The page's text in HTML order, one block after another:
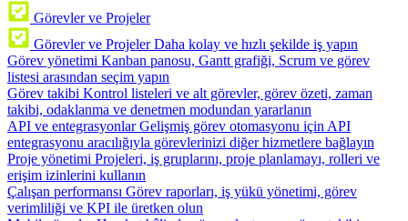
Görevler ve Projeler
Görevler ve Projeler Daha kolay ve hızlı şekilde iş yapın
Görev yönetimi Kanban panosu, Gantt grafiği, Scrum ve görev
listesi arasından seçim yapın
Görev takibi Kontrol listeleri ve alt görevler, görev özeti, zaman
takibi, odaklanma ve denetmen modundan yararlanın
API ve entegrasyonlar Gelişmiş görev otomasyonu için API
entegrasyonu aracılığıyla görevlerinizi diğer hizmetlere bağlayın
Proje yönetimi Projeleri, iş gruplarını, proje planlamayı, rolleri ve
erişim izinlerini kullanın
Çalışan performansı Görev raporları, iş yükü yönetimi, görev
verimliliği ve KPI ile üretken olun